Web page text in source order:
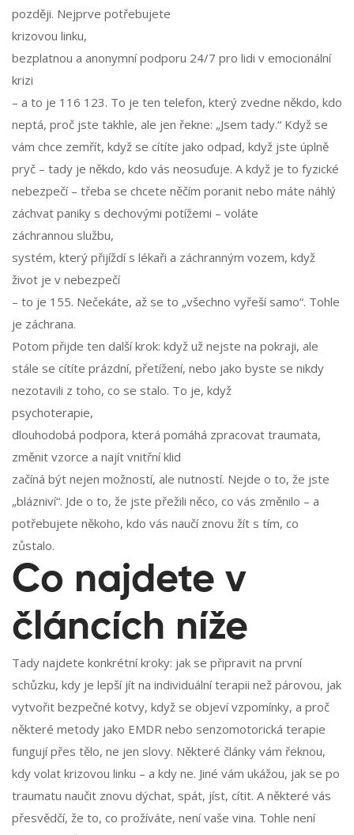
později. Nejprve potřebujete
krizovou linku,
bezplatnou a anonymní podporu 24/7 pro lidi v emocionální
krizi
– a to je 116 123. To je ten telefon, který zvedne někdo, kdo
neptá, proč jste takhle, ale jen řekne: „Jsem tady.“ Když se
vám chce zemřít, když se cítíte jako odpad, když jste úplně
pryč – tady je někdo, kdo vás neosuďuje. A když je to fyzické
nebezpečí – třeba se chcete něčím poranit nebo máte náhlý
záchvat paniky s dechovými potížemi – voláte
záchrannou službu,
systém, který přijíždí s lékaři a záchranným vozem, když
život je v nebezpečí
– to je 155. Nečekáte, až se to „všechno vyřeší samo“. Tohle
je záchrana.
Potom přijde ten další krok: když už nejste na pokraji, ale
stále se cítíte prázdní, přetížení, nebo jako byste se nikdy
nezotavili z toho, co se stalo. To je, když
psychoterapie,
dlouhodobá podpora, která pomáhá zpracovat traumata,
změnit vzorce a najít vnitřní klid
začíná být nejen možností, ale nutností. Nejde o to, že jste
„blázniví“. Jde o to, že jste přežili něco, co vás změnilo – a
potřebujete někoho, kdo vás naučí znovu žít s tím, co
zůstalo.
Co najdete v
článcích níže
Tady najdete konkrétní kroky: jak se připravit na první
schůzku, kdy je lepší jít na individuální terapii než párovou, jak
vytvořit bezpečné kotvy, když se objeví vzpomínky, a proč
některé metody jako EMDR nebo senzomotorická terapie
fungují přes tělo, ne jen slovy. Některé články vám řeknou,
kdy volat krizovou linku – a kdy ne. Jiné vám ukážou, jak se po
traumatu naučit znovu dýchat, spát, jíst, cítit. A některé vás
přesvědčí, že to, co prožíváte, není vaše vina. Tohle není